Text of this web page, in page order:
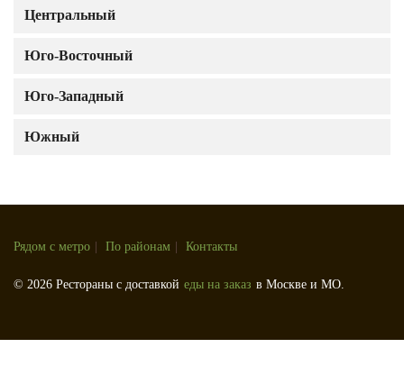
Центральный
Юго-Восточный
Юго-Западный
Южный
Рядом с метро По районам Контакты
© 2026 Рестораны с доставкой еды на заказ в Москве и МО.